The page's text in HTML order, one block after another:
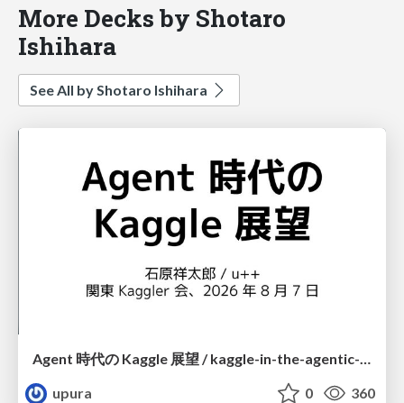
More Decks by Shotaro
Ishihara
See All by Shotaro Ishihara
Agent 時代の Kaggle 展望 / kaggle-in-the-agentic-era
upura
0 360